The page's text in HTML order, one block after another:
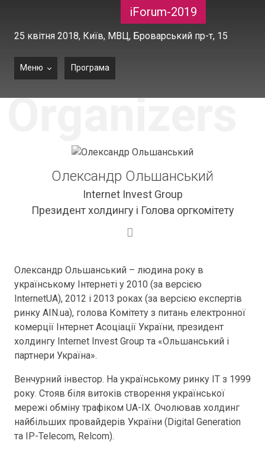
iForum-2019
25 квітня 2018, Київ, МВЦ, Броварський пр-т, 15
Меню Програма
Organizers
Олександр Ольшанський
Internet Invest Group
Президент холдингу і Голова оргкомітету
Олександр Ольшанський – людина року в
українському Інтернеті у 2010 (за версією
InternetUA), 2012 і 2013 роках (за версією експертів
ринку AIN.ua), голова Комітету з питань електронної
комерції Інтернет Асоціації України, президент
холдингу Internet Invest Group та «Ольшанський і
партнери Україна».
Венчурний інвестор. На українському ринку IT з 1999
року. Стояв біля витоків створення української
мережі обміну трафіком UA-IX. Очолював холдинг
найбільших провайдерів України (Digital Generation
та IP-Telecom, Relcom).